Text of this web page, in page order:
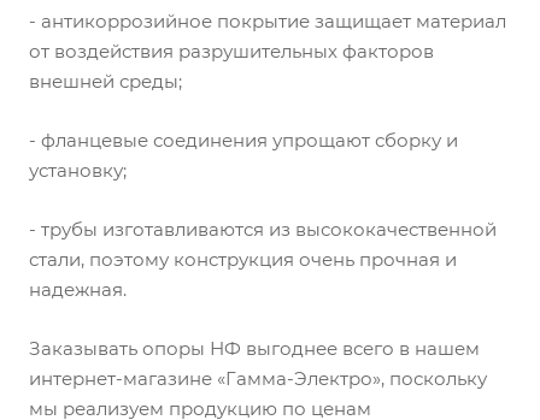
- антикоррозийное покрытие защищает материал
от воздействия разрушительных факторов
внешней среды;
- фланцевые соединения упрощают сборку и
установку;
- трубы изготавливаются из высококачественной
стали, поэтому конструкция очень прочная и
надежная.
Заказывать опоры НФ выгоднее всего в нашем
интернет-магазине «Гамма-Электро», поскольку
мы реализуем продукцию по ценам